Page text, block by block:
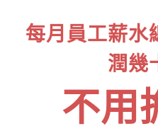
每月員工薪水
潤幾
不用